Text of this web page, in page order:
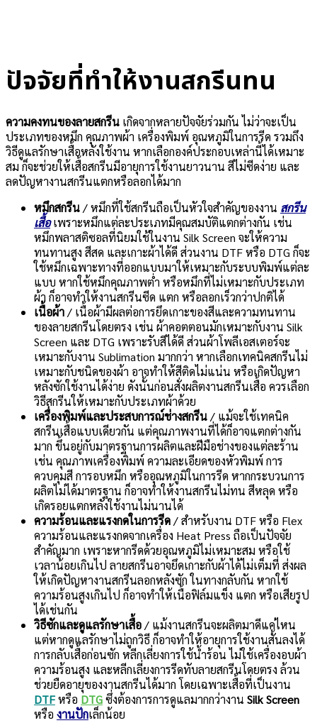
ปัจจัยที่ทำให้งานสกรีนทน
ความคงทนของลายสกรีน เกิดจากหลายปัจจัยร่วมกัน ไม่ว่าจะเป็น
ประเภทของหมึก คุณภาพผ้า เครื่องพิมพ์ อุณหภูมิในการรีด รวมถึง
วิธีดูแลรักษาเสื้อหลังใช้งาน หากเลือกองค์ประกอบเหล่านี้ได้เหมาะ
สม ก็จะช่วยให้เสื้อสกรีนมีอายุการใช้งานยาวนาน สีไม่ซีดง่าย และ
ลดปัญหางานสกรีนแตกหรือลอกได้มาก
หมึกสกรีน/ หมึกที่ใช้สกรีนถือเป็นหัวใจสำคัญของงาน สกรีน
เสื้อเพราะหมึกแต่ละประเภทมีคุณสมบัติแตกต่างกัน เช่น
หมึกพลาสติซอลที่นิยมใช้ในงาน Silk Screen จะให้ความ
ทนทานสูง สีสด และเกาะผ้าได้ดี ส่วนงาน DTF หรือ DTG ก็จะ
ใช้หมึกเฉพาะทางที่ออกแบบมาให้เหมาะกับระบบพิมพ์แต่ละ
แบบ หากใช้หมึกคุณภาพต่ำ หรือหมึกที่ไม่เหมาะกับประเภท
ผ้า ก็อาจทำให้งานสกรีนซีด แตก หรือลอกเร็วกว่าปกติได้
เนื้อผ้า/ เนื้อผ้ามีผลต่อการยึดเกาะของสีและความทนทาน
ของลายสกรีนโดยตรง เช่น ผ้าคอตตอนมักเหมาะกับงาน Silk
Screen และ DTG เพราะรับสีได้ดี ส่วนผ้าโพลีเอสเตอร์จะ
เหมาะกับงาน Sublimation มากกว่า หากเลือกเทคนิคสกรีนไม่
เหมาะกับชนิดของผ้า อาจทำให้สีติดไม่แน่น หรือเกิดปัญหา
หลังซักใช้งานได้ง่าย ดังนั้นก่อนสั่งผลิตงานสกรีนเสื้อ ควรเลือก
วิธีสกรีนให้เหมาะกับประเภทผ้าด้วย
เครื่องพิมพ์และประสบการณ์ช่างสกรีน/ แม้จะใช้เทคนิค
สกรีนเสื้อแบบเดียวกัน แต่คุณภาพงานที่ได้ก็อาจแตกต่างกัน
มาก ขึ้นอยู่กับมาตรฐานการผลิตและฝีมือช่างของแต่ละร้าน
เช่น คุณภาพเครื่องพิมพ์ ความละเอียดของหัวพิมพ์ การ
ควบคุมสี การอบหมึก หรืออุณหภูมิในการรีด หากกระบวนการ
ผลิตไม่ได้มาตรฐาน ก็อาจทำให้งานสกรีนไม่ทน สีหลุด หรือ
เกิดรอยแตกหลังใช้งานไม่นานได้
ความร้อนและแรงกดในการรีด/ สำหรับงาน DTF หรือ Flex
ความร้อนและแรงกดจากเครื่อง Heat Press ถือเป็นปัจจัย
สำคัญมาก เพราะหากรีดด้วยอุณหภูมิไม่เหมาะสม หรือใช้
เวลาน้อยเกินไป ลายสกรีนอาจยึดเกาะกับผ้าได้ไม่เต็มที่ ส่งผล
ให้เกิดปัญหางานสกรีนลอกหลังซัก ในทางกลับกัน หากใช้
ความร้อนสูงเกินไป ก็อาจทำให้เนื้อฟิล์มแข็ง แตก หรือเสียรูป
ได้เช่นกัน
วิธีซักและดูแลรักษาเสื้อ/ แม้งานสกรีนจะผลิตมาดีแค่ไหน
แต่หากดูแลรักษาไม่ถูกวิธี ก็อาจทำให้อายุการใช้งานสั้นลงได้
การกลับเสื้อก่อนซัก หลีกเลี่ยงการใช้น้ำร้อน ไม่ใช้เครื่องอบผ้า
ความร้อนสูง และหลีกเลี่ยงการรีดทับลายสกรีนโดยตรง ล้วน
ช่วยยืดอายุของงานสกรีนได้มาก โดยเฉพาะเสื้อที่เป็นงาน
DTFหรือ DTGซึ่งต้องการการดูแลมากกว่างาน Silk Screen
หรือ งานปักเล็กน้อย